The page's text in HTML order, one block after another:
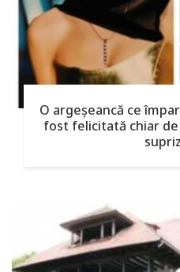
O argeşeancă ce
fost felicitată chiar